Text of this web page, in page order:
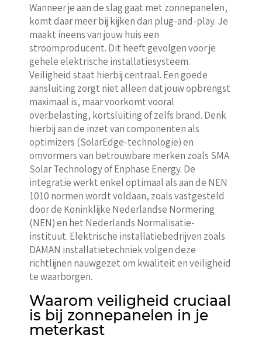
Wanneer je aan de slag gaat met zonnepanelen,
komt daar meer bij kijken dan plug-and-play. Je
maakt ineens van jouw huis een
stroomproducent. Dit heeft gevolgen voor je
gehele elektrische installatiesysteem.
Veiligheid staat hierbij centraal. Een goede
aansluiting zorgt niet alleen dat jouw opbrengst
maximaal is, maar voorkomt vooral
overbelasting, kortsluiting of zelfs brand. Denk
hierbij aan de inzet van componenten als
optimizers (SolarEdge-technologie) en
omvormers van betrouwbare merken zoals SMA
Solar Technology of Enphase Energy. De
integratie werkt enkel optimaal als aan de NEN
1010 normen wordt voldaan, zoals vastgesteld
door de Koninklijke Nederlandse Normering
(NEN) en het Nederlands Normalisatie-
instituut. Elektrische installatiebedrijven zoals
DAMAN installatietechniek volgen deze
richtlijnen nauwgezet om kwaliteit en veiligheid
te waarborgen.
Waarom veiligheid cruciaal
is bij zonnepanelen in je
meterkast